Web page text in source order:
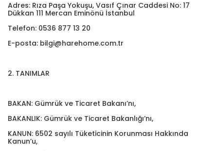
Adres: Rıza Paşa Yokuşu, Vasıf Çınar Caddesi No: 17
Dükkan 111 Mercan Eminönü İstanbul
Telefon: 0536 877 13 20
E-posta: bilgi@harehome.com.tr
2. TANIMLAR
BAKAN: Gümrük ve Ticaret Bakanı’nı,
BAKANLIK: Gümrük ve Ticaret Bakanlığı’nı,
KANUN: 6502 sayılı Tüketicinin Korunması Hakkında
Kanun’u,